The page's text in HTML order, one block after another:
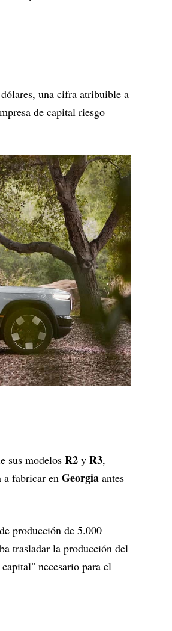
una cifra atribuible a
de capital riesgo
sus modelos R2 y R3,
a fabricar en Georgia antes
producción de 5.000
trasladar la producción del
necesario para el